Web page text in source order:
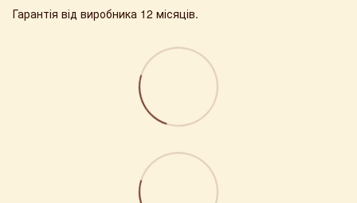
Гарантія від виробника 12 місяців.